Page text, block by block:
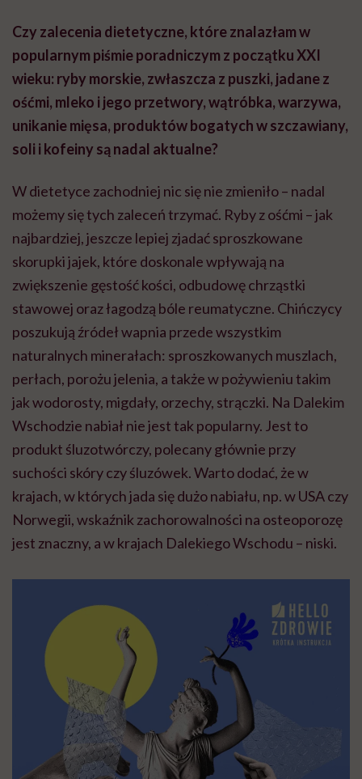
Czy zalecenia dietetyczne, które znalazłam w
popularnym piśmie poradniczym z początku XXI
wieku: ryby morskie, zwłaszcza z puszki, jadane z
ośćmi, mleko i jego przetwory, wątróbka, warzywa,
unikanie mięsa, produktów bogatych w szczawiany,
soli i kofeiny są nadal aktualne?
W dietetyce zachodniej nic się nie zmieniło – nadal
możemy się tych zaleceń trzymać. Ryby z ośćmi – jak
najbardziej, jeszcze lepiej zjadać sproszkowane
skorupki jajek, które doskonale wpływają na
zwiększenie gęstość kości, odbudowę chrząstki
stawowej oraz łagodzą bóle reumatyczne. Chińczycy
poszukują źródeł wapnia przede wszystkim
naturalnych minerałach: sproszkowanych muszlach,
perłach, porożu jelenia, a także w pożywieniu takim
jak wodorosty, migdały, orzechy, strączki. Na Dalekim
Wschodzie nabiał nie jest tak popularny. Jest to
produkt śluzotwórczy, polecany głównie przy
suchości skóry czy śluzówek. Warto dodać, że w
krajach, w których jada się dużo nabiału, np. w USA czy
Norwegii, wskaźnik zachorowalności na osteoporozę
jest znaczny, a w krajach Dalekiego Wschodu – niski.